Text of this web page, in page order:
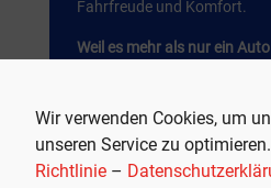
Wir verwenden Cookies, um
unseren Service zu optimieren.
Richtlinie –
Fahrfreude und Komfort.
Weil es mehr als nur ein
Werbung